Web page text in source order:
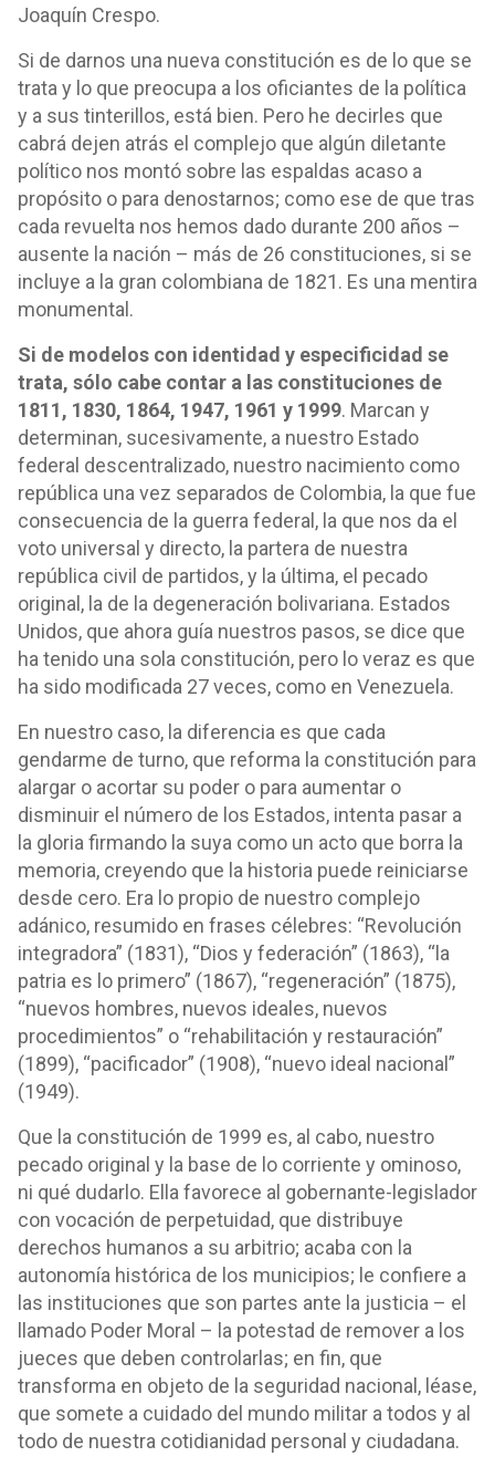
Joaquín Crespo.
Si de darnos una nueva constitución es de lo que se
trata y lo que preocupa a los oficiantes de la política
y a sus tinterillos, está bien. Pero he decirles que
cabrá dejen atrás el complejo que algún diletante
político nos montó sobre las espaldas acaso a
propósito o para denostarnos; como ese de que tras
cada revuelta nos hemos dado durante 200 años –
ausente la nación – más de 26 constituciones, si se
incluye a la gran colombiana de 1821. Es una mentira
monumental.
Si de modelos con identidad y especificidad se
trata, sólo cabe contar a las constituciones de
1811, 1830, 1864, 1947, 1961 y 1999. Marcan y
determinan, sucesivamente, a nuestro Estado
federal descentralizado, nuestro nacimiento como
república una vez separados de Colombia, la que fue
consecuencia de la guerra federal, la que nos da el
voto universal y directo, la partera de nuestra
república civil de partidos, y la última, el pecado
original, la de la degeneración bolivariana. Estados
Unidos, que ahora guía nuestros pasos, se dice que
ha tenido una sola constitución, pero lo veraz es que
ha sido modificada 27 veces, como en Venezuela.
En nuestro caso, la diferencia es que cada
gendarme de turno, que reforma la constitución para
alargar o acortar su poder o para aumentar o
disminuir el número de los Estados, intenta pasar a
la gloria firmando la suya como un acto que borra la
memoria, creyendo que la historia puede reiniciarse
desde cero. Era lo propio de nuestro complejo
adánico, resumido en frases célebres: “Revolución
integradora” (1831), “Dios y federación” (1863), “la
patria es lo primero” (1867), “regeneración” (1875),
“nuevos hombres, nuevos ideales, nuevos
procedimientos” o “rehabilitación y restauración”
(1899), “pacificador” (1908), “nuevo ideal nacional”
(1949).
Que la constitución de 1999 es, al cabo, nuestro
pecado original y la base de lo corriente y ominoso,
ni qué dudarlo. Ella favorece al gobernante-legislador
con vocación de perpetuidad, que distribuye
derechos humanos a su arbitrio; acaba con la
autonomía histórica de los municipios; le confiere a
las instituciones que son partes ante la justicia – el
llamado Poder Moral – la potestad de remover a los
jueces que deben controlarlas; en fin, que
transforma en objeto de la seguridad nacional, léase,
que somete a cuidado del mundo militar a todos y al
todo de nuestra cotidianidad personal y ciudadana.